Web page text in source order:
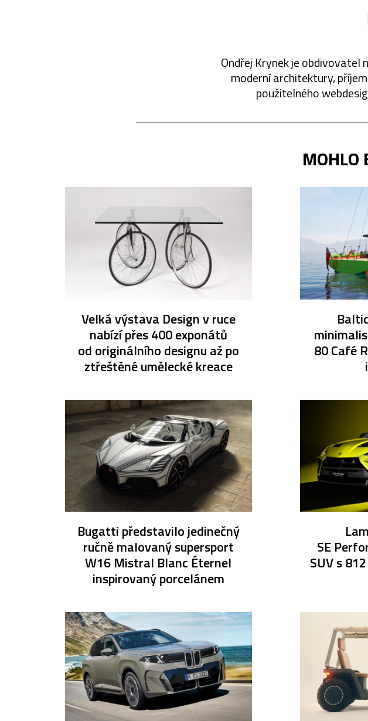
Ondřej Krynek je obdivovatel
moderní architektury,
použitelného
MOHLO
Velká výstava Design v ruce
nabízí přes 400 exponátů
od originálního designu až po
ztřeštěné umělecké kreace
80 Café
Bugatti představilo jedinečný
ručně malovaný supersport
W16 Mistral Blanc Éternel
inspirovaný porcelánem
SE
SUV s